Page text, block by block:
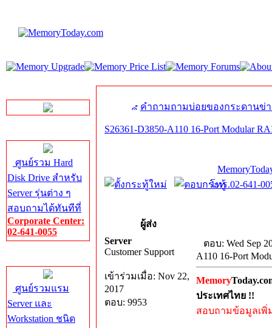
ศูนย์รวม Hard
Disk Drive สำหรับ
Server รุ่นต่าง ๆ
สอบถามได้ทันทีที่
Corporate Center:
02-641-0055
ศูนย์รวมแรม
Server และ
Workstation ชนิด
คำถามถามบ่อยของกระดานข่
S26361-D3850-A110 16-Port Modular
โทร.02-641-
ผู้ส่ง
Server
Customer Support
เข้าร่วมเมื่อ: Nov 22,
2017
ตอบ: 9953
ตอบ: Wed Sep
A110 16-Port
Memory
ประเทศไทย !!
สอบถามข้อมูลเพิ่